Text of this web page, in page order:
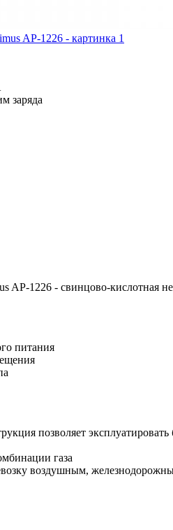
заряда
AP-1226 - свинцово-кислотная
питания
позволяет
газа
воздушным,